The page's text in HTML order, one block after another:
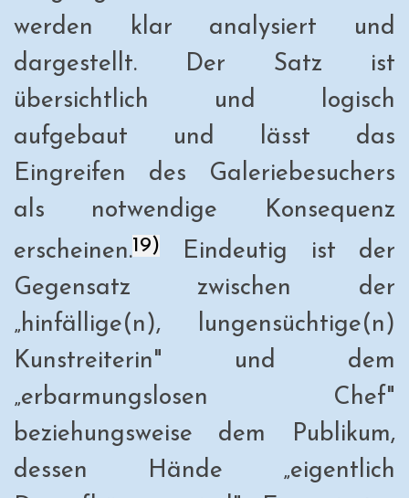
werden klar analysiert und
dargestellt. Der Satz ist
übersichtlich und logisch
aufgebaut und lässt das
Eingreifen des Galeriebesuchers
als notwendige Konsequenz
erscheinen.19)
Eindeutig ist der
Gegensatz zwischen der
„hinfällige(n), lungensüchtige(n)
Kunstreiterin" und dem
„erbarmungslosen Chef"
beziehungsweise dem Publikum,
dessen Hände „eigentlich